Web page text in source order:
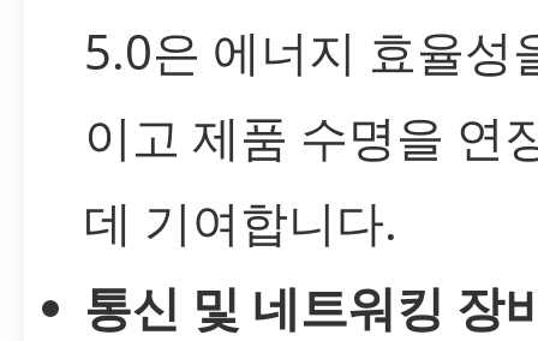
5.0은 에너지 효율성
이고 제품 수명을 연
데 기여합니다.
통신 및 네트워킹 장